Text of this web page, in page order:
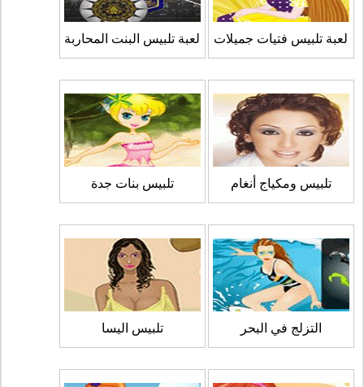
لعبة تلبيس فتيات جميلات لعبة تلبيس البنت المحاربة
تلبيس ومكياج أنغام تلبيس بنات جدة
التزلج في البحر تلبيس اليسا